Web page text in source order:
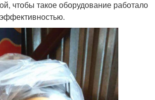
чтобы такое оборудование работало